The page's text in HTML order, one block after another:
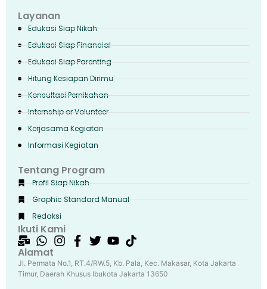
Layanan
Edukasi Siap Nikah
Edukasi Siap Financial
Edukasi Siap Parenting
Hitung Kesiapan Dirimu
Konsultasi Pernikahan
Internship or Volunteer
Kerjasama Kegiatan
Informasi Kegiatan
Tentang Program
Profil Siap Nikah
Graphic Standard Manual
Redaksi
Ikuti Kami
Alamat
Jl. Permata No.1, RT.4/RW.5, Kb. Pala, Kec. Makasar, Kota Jakarta
Timur, Daerah Khusus Ibukota Jakarta 13650